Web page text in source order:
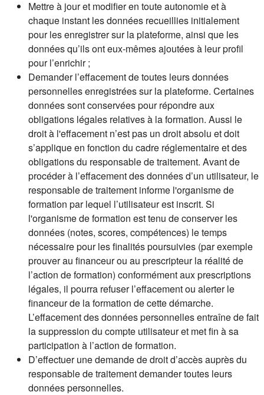
Mettre à jour et modifier en toute autonomie et à
chaque instant les données recueillies initialement
pour les enregistrer sur la plateforme, ainsi que les
données qu’ils ont eux-mêmes ajoutées à leur profil
pour l’enrichir ;
Demander l’effacement de toutes leurs données
personnelles enregistrées sur la plateforme. Certaines
données sont conservées pour répondre aux
obligations légales relatives à la formation. Aussi le
droit à l'effacement n’est pas un droit absolu et doit
s’applique en fonction du cadre réglementaire et des
obligations du responsable de traitement. Avant de
procéder à l’effacement des données d’un utilisateur, le
responsable de traitement informe l'organisme de
formation par lequel l’utilisateur est inscrit. Si
l'organisme de formation est tenu de conserver les
données (notes, scores, compétences) le temps
nécessaire pour les finalités poursuivies (par exemple
prouver au financeur ou au prescripteur la réalité de
l’action de formation) conformément aux prescriptions
légales, il pourra refuser l’effacement ou alerter le
financeur de la formation de cette démarche.
L’effacement des données personnelles entraîne de fait
la suppression du compte utilisateur et met fin à sa
participation à l’action de formation.
D’effectuer une demande de droit d’accès auprès du
responsable de traitement demander toutes leurs
données personnelles.